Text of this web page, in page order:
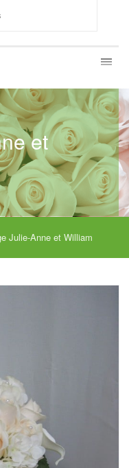
et
Julie-Anne et William